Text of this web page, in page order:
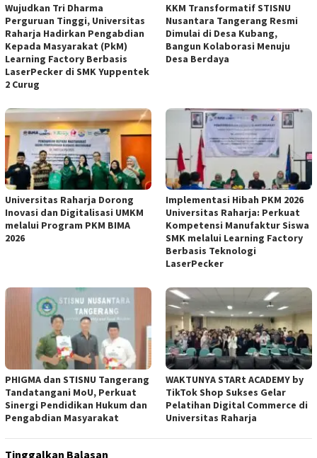
Wujudkan Tri Dharma
Perguruan Tinggi, Universitas
Raharja Hadirkan Pengabdian
Kepada Masyarakat (PkM)
Learning Factory Berbasis
LaserPecker di SMK Yuppentek
2 Curug
KKM Transformatif STISNU
Nusantara Tangerang Resmi
Dimulai di Desa Kubang,
Bangun Kolaborasi Menuju
Desa Berdaya
Universitas Raharja Dorong
Inovasi dan Digitalisasi UMKM
melalui Program PKM BIMA
2026
Implementasi Hibah PKM 2026
Universitas Raharja: Perkuat
Kompetensi Manufaktur Siswa
SMK melalui Learning Factory
Berbasis Teknologi
LaserPecker
PHIGMA dan STISNU Tangerang
Tandatangani MoU, Perkuat
Sinergi Pendidikan Hukum dan
Pengabdian Masyarakat
WAKTUNYA STARt ACADEMY by
TikTok Shop Sukses Gelar
Pelatihan Digital Commerce di
Universitas Raharja
Tinggalkan Balasan